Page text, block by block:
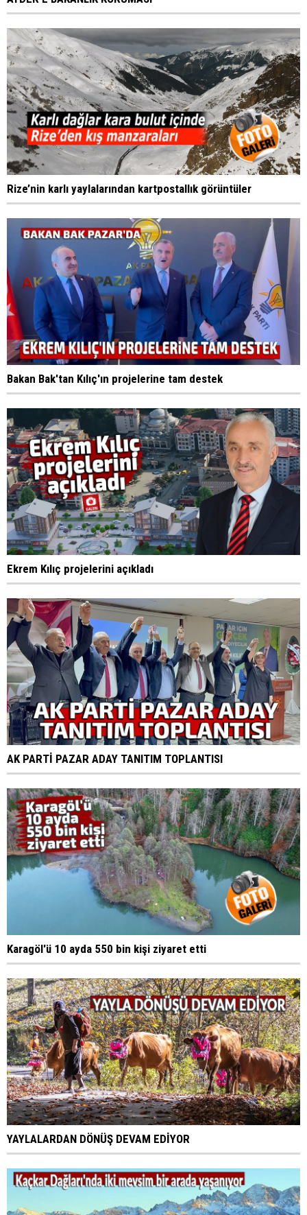
Rize’nin karlı yaylalarından kartpostallık görüntüler
Bakan Bak'tan Kılıç'ın projelerine tam destek
Ekrem Kılıç projelerini açıkladı
AK PARTİ PAZAR ADAY TANITIM TOPLANTISI
Karagöl'ü 10 ayda 550 bin kişi ziyaret etti
YAYLALARDAN DÖNÜŞ DEVAM EDİYOR